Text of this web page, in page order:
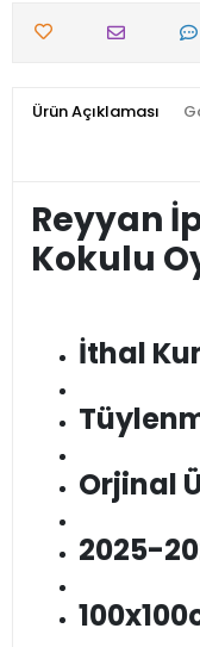
Ürün Açıklaması
Reyyan
Kokulu
İthal
Orjinal
2025-